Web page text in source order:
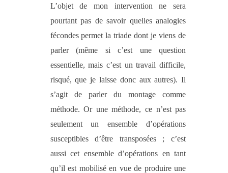
L’objet de mon intervention ne sera
pourtant pas de savoir quelles analogies
fécondes permet la triade dont je viens de
parler (même si c’est une question
essentielle, mais c’est un travail difficile,
risqué, que je laisse donc aux autres). Il
s’agit de parler du montage comme
méthode. Or une méthode, ce n’est pas
seulement un ensemble d’opérations
susceptibles d’être transposées ; c’est
aussi cet ensemble d’opérations en tant
qu’il est mobilisé en vue de produire une